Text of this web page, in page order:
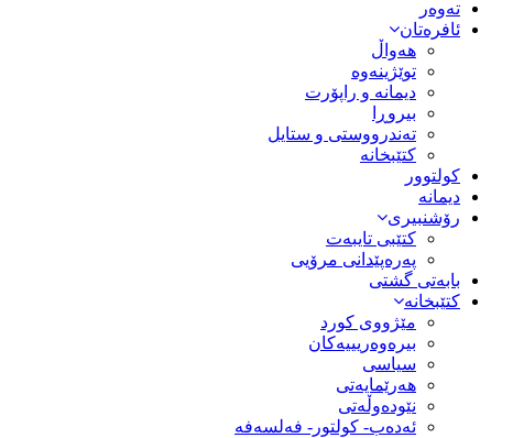
تەوەر
ئافرەتان
هەواڵ
توێژینەوە
دیمانە و راپۆرت
بیروڕا
تەندرووستی و ستایل
کتێبخانە
کولتوور
دیمانە
رۆشنبیری
کتێبی تایبەت
پەرەپێدانی مرۆیی
بابەتی گشتی
کتێبخانە
مێژووى کورد
بیرەوەریییەکان
سیاسى
هەرێمایەتی
نێودەوڵەتی
ئەدەب- کولتور- فەلسەفە